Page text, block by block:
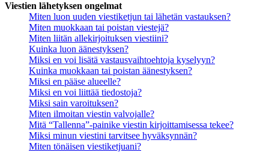
Viestien lähetyksen ongelmat
Miten luon uuden viestiketjun tai lähetän vastauksen?
Miten muokkaan tai poistan viestejä?
Miten liitän allekirjoituksen viestiini?
Kuinka luon äänestyksen?
Miksi en voi lisätä vastausvaihtoehtoja kyselyyn?
Kuinka muokkaan tai poistan äänestyksen?
Miksi en pääse alueelle?
Miksi en voi liittää tiedostoja?
Miksi sain varoituksen?
Miten ilmoitan viestin valvojalle?
Mitä “Tallenna”-painike viestin kirjoittamisessa tekee?
Miksi minun viestini tarvitsee hyväksynnän?
Miten tönäisen viestiketjuani?